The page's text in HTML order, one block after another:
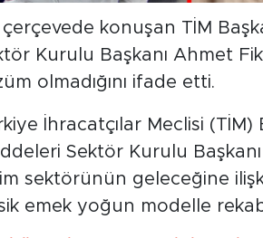
çerçevede konuşan TİM
Kurulu Başkanı Ahmet
olmadığını ifade etti.
İhracatçılar Mec­lisi
Sektör Kurulu
sektörünün gelece­ğine
emek yo­ğun modelle